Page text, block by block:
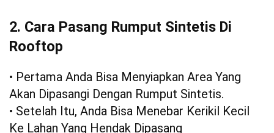
2. Cara Pasang Rumput Sintetis Di
Rooftop
• Pertama Anda Bisa Menyiapkan Area Yang
Akan Dipasangi Dengan Rumput Sintetis.
• Setelah Itu, Anda Bisa Menebar Kerikil Kecil
Ke Lahan Yang Hendak Dipasang